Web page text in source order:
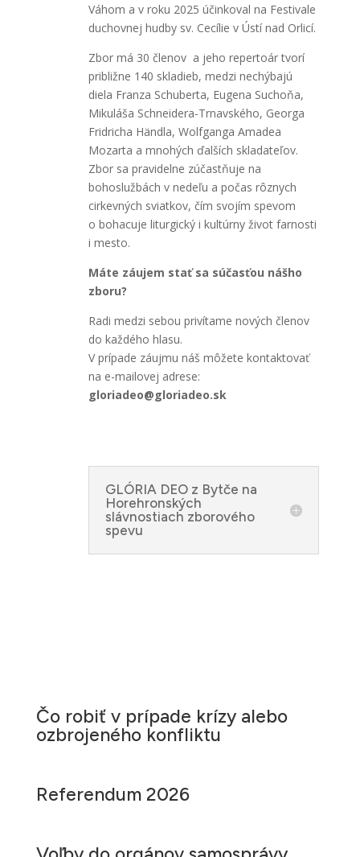
Váhom a v roku 2025 účinkoval na Festivale
duchovnej hudby sv. Cecílie v Ústí nad Orlicí.
Zbor má 30 členov a jeho repertoár tvorí
približne 140 skladieb, medzi nechýbajú
diela Franza Schuberta, Eugena Suchoňa,
Mikuláša Schneidera-Trnavského, Georga
Fridricha Händla, Wolfganga Amadea
Mozarta a mnohých ďalších skladateľov.
Zbor sa pravidelne zúčastňuje na
bohoslužbách v nedeľu a počas rôznych
cirkevných sviatkov, čím svojím spevom
o bohacuje liturgický i kultúrny život farnosti
i mesto.
Máte záujem stať sa súčasťou nášho
zboru?
Radi medzi sebou privítame nových členov
do každého hlasu.
V prípade záujmu náš môžete kontaktovať
na e-mailovej adrese:
gloriadeo@gloriadeo.sk
GLÓRIA DEO z Bytče na
Horehronských
slávnostiach zborového
spevu
Čo robiť v prípade krízy alebo
ozbrojeného konfliktu
Referendum 2026